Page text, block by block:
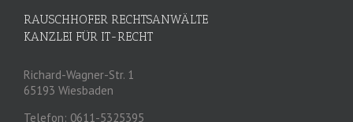
RAUSCHHOFER RECHTSANWÄLTE
KANZLEI FÜR IT-RECHT
Richard-Wagner-Str. 1
65193 Wiesbaden
Telefon: 0611-5325395